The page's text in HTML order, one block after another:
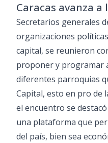
Caracas avanza
Secretarios generales
organizaciones
capital, se reunieron
proponer y programar
diferentes parroquias
Capital, esto en pro de
el encuentro se
una plataforma que
del país, bien sea